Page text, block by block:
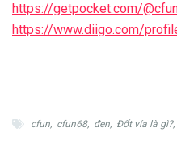
https://getpocket.com/
https://www.diigo.com/
cfun, cfun68, đen, Đốt vía là gì?,